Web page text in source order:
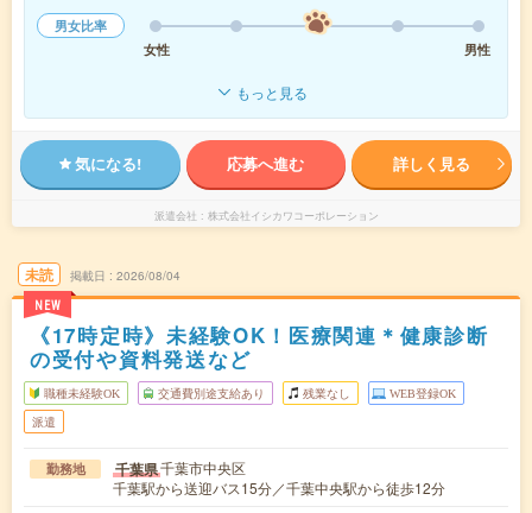
男女比率
女性
男性
もっと見る
気になる! 応募へ進む 詳しく見る
派遣会社 株式会社イシカワコーポレーション
未読
NEW
掲載日 2026/08/04
《17時定時》未経験OK！医療関連＊健康診断
の受付や資料発送など
職種未経験OK 交通費別途支給あり 残業なし WEB登録OK
派遣
勤務地 千葉県千葉市中央区
千葉駅から送迎バス15分／千葉中央駅から徒歩12分